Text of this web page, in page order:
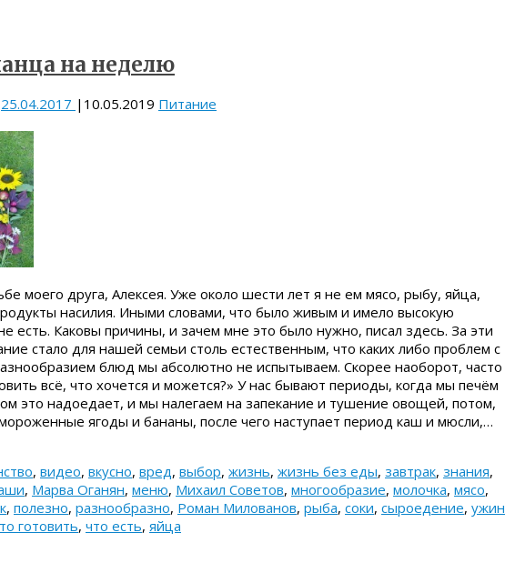
на неделю
25.04.2017 | 10.05.2019 Питание
моего друга, Алексея. Уже около шести лет я не ем мясо, рыбу, яйца,
насилия. Иными словами, что было живым и имело высокую
есть. Каковы причины, и зачем мне это было нужно, писал здесь. За эти
стало для нашей семьи столь естественным, что каких либо проблем с
блюд мы абсолютно не испытываем. Скорее наоборот, часто
всё, что хочется и можется?» У нас бывают периоды, когда мы печём
это надоедает, и мы налегаем на запекание и тушение овощей, потом,
ягоды и бананы, после чего наступает период каш и мюсли,…
, видео, вкусно, вред, выбор, жизнь, жизнь без еды, завтрак, знания,
, Марва Оганян, меню, Михаил Советов, многообразие, молочка, мясо,
, полезно, разнообразно, Роман Милованов, рыба, соки, сыроедение, ужин
готовить, что есть, яйца